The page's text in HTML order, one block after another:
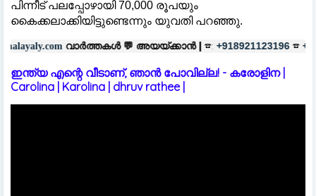
പിന്നീട് പലപ്പോഴായി 70,000 രൂപയും
കൈക്കലാക്കിയിട്ടുണ്ടെന്നും യുവതി പറഞ്ഞു.
💬അയയ്ക്കാൻ | ☎: +918921123196 ☎ +918606657037
ഇന്ത്യ എന്റെ വീടാണ്, ഞാൻ പോവില്ല! - കരോളിന |
Carolina | Karolina | dhruv rathee |